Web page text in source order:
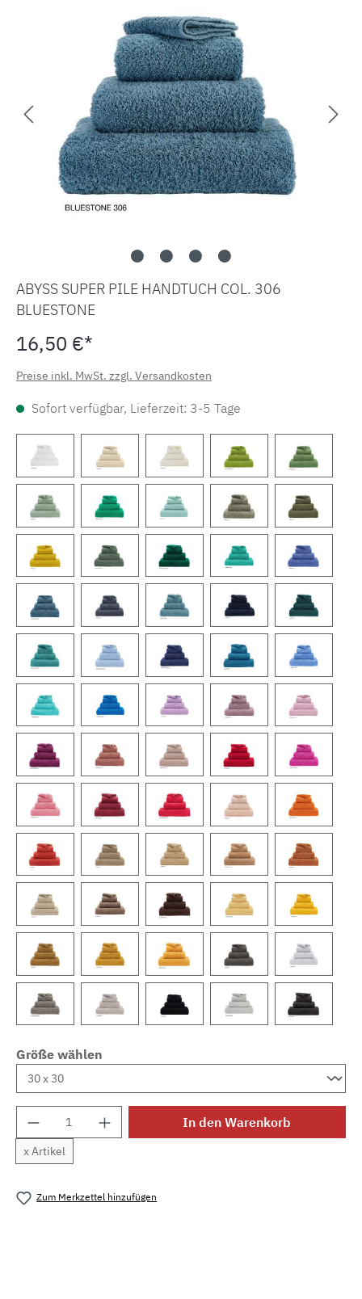
ABYSS SUPER PILE HANDTUCH COL. 306
BLUESTONE
16,50 €*
Preise inkl. MwSt. zzgl. Versandkosten
Sofort verfügbar, Lieferzeit: 3-5 Tage
Größe wählen
Produkt Anzahl: Gib den gewünschten
x Artikel
In den Warenkorb
Zum Merkzettel hinzufügen